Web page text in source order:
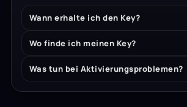
Wann erhalte ich den Key?
Wo finde ich meinen Key?
Was tun bei Aktivierungsproblemen?